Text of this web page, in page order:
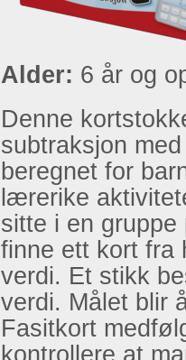
Alder: 6 år og
Denne
subtraksjon
beregnet for
lærerike
sitte i en
finne ett kort fra
verdi. Et stikk
verdi. Målet blir
Fasitkort